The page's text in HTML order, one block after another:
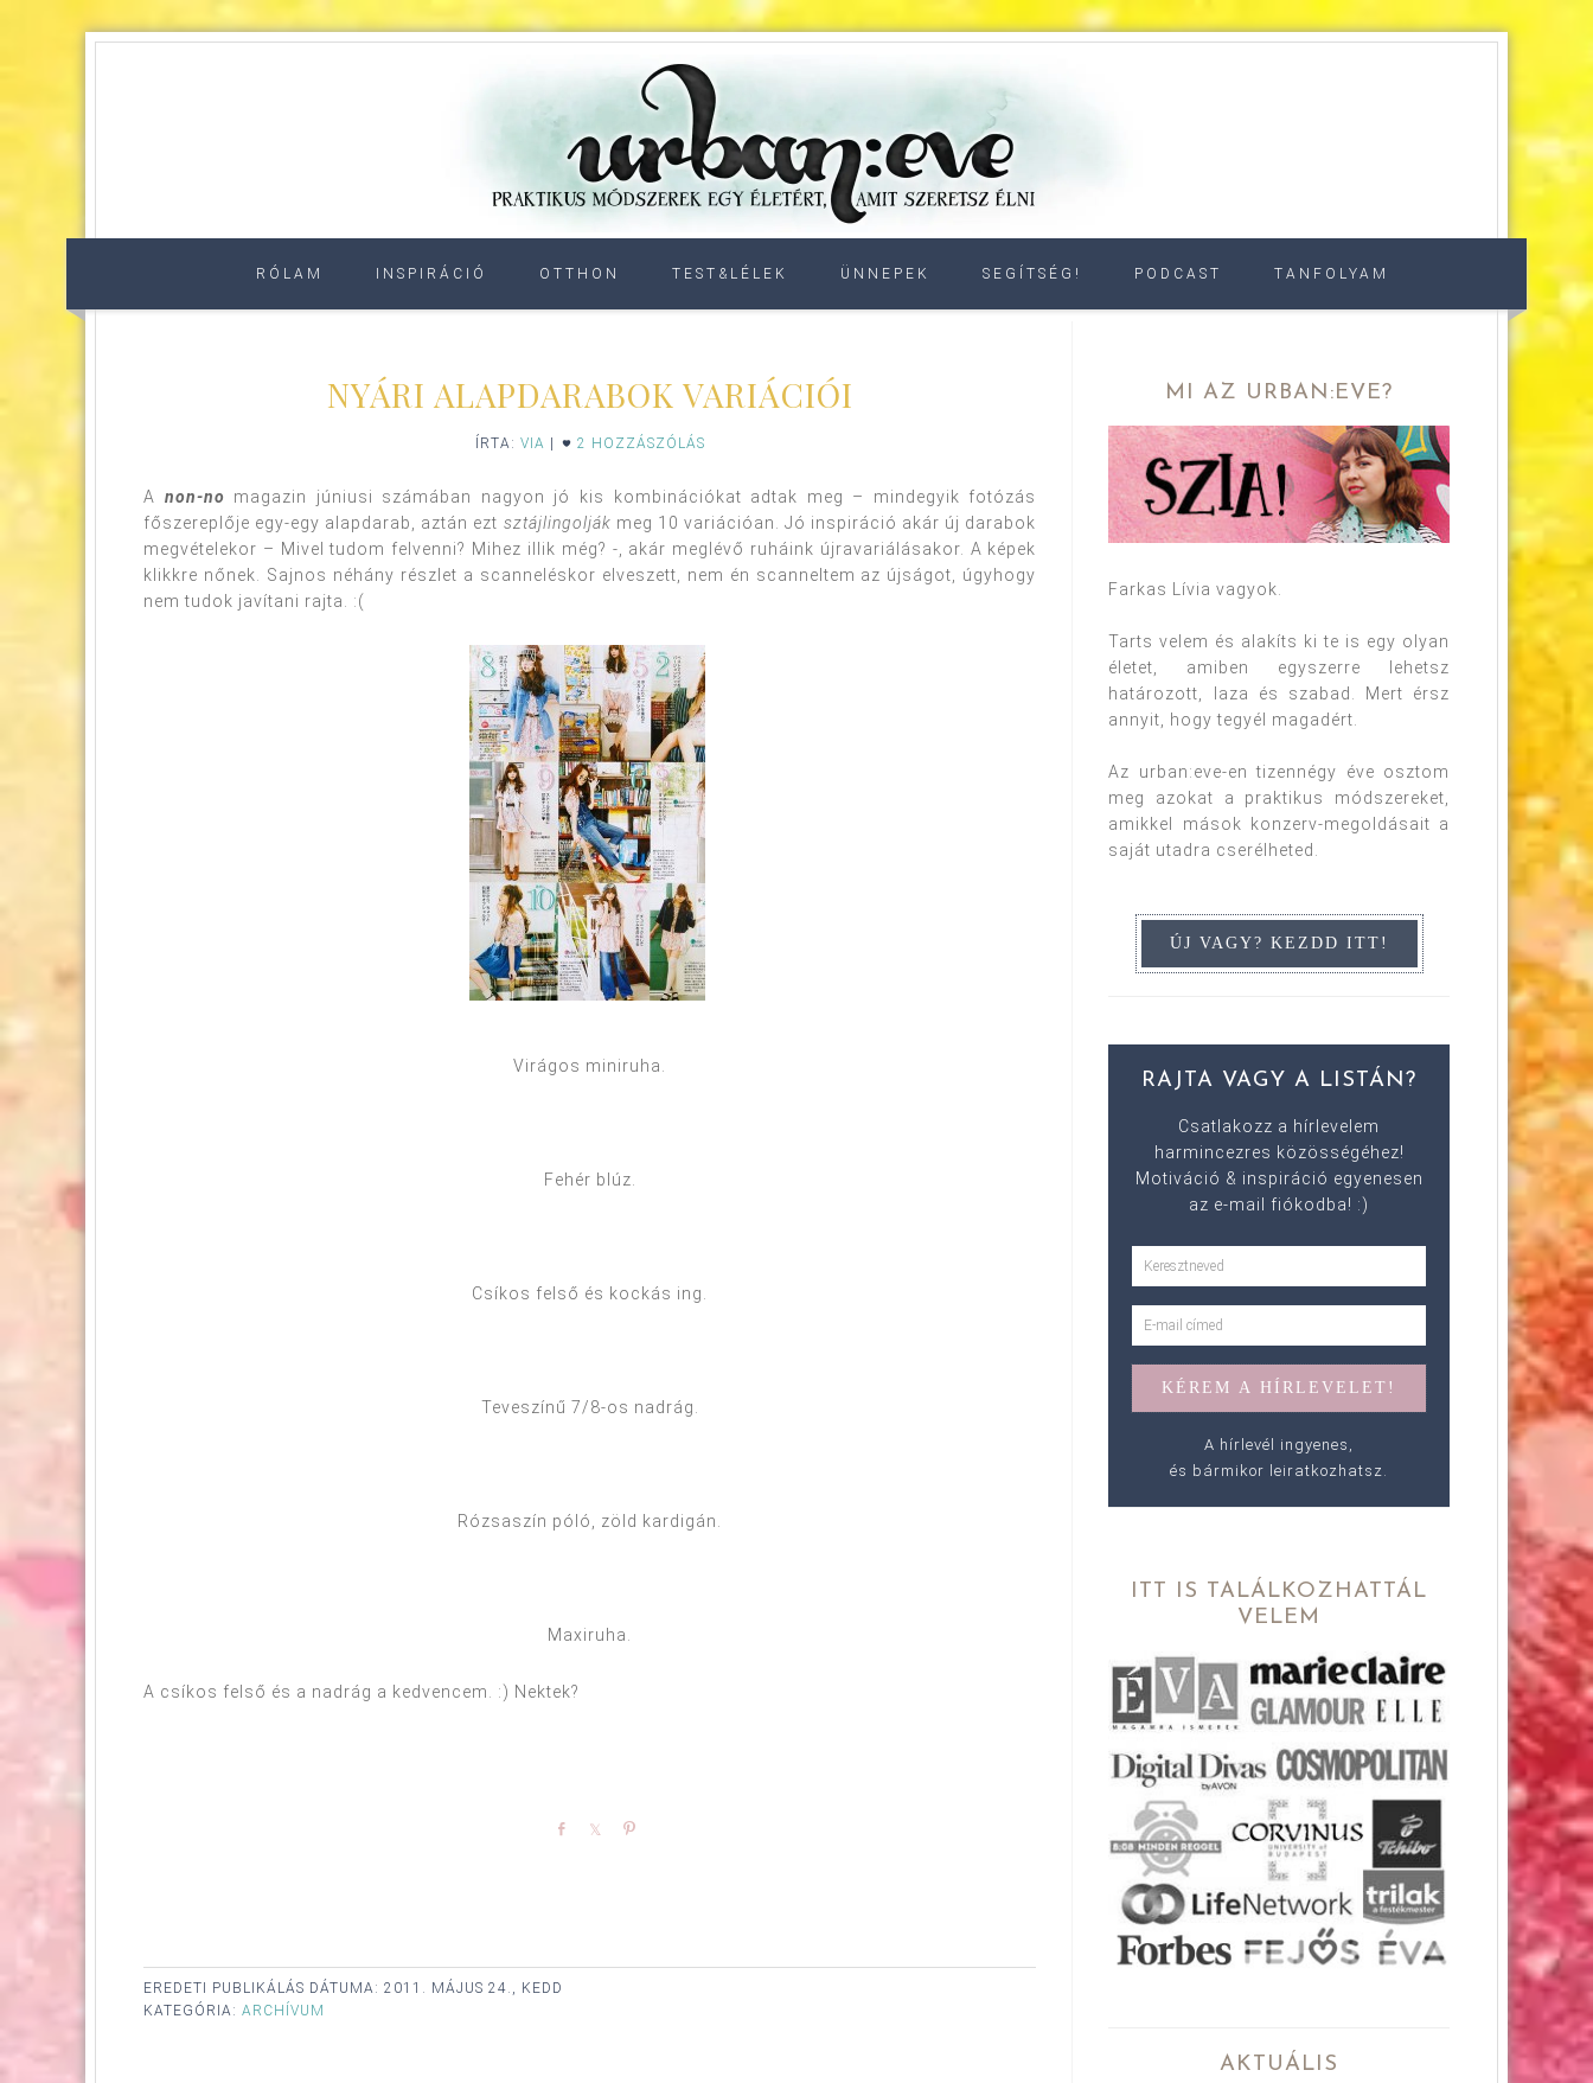
RÓLAM INSPIRÁCIÓ OTTHON TEST&LÉLEK ÜNNEPEK SEGÍTSÉG! PODCAST TANFOLYAM
NYÁRI ALAPDARABOK VARIÁCIÓI
ÍRTA: VIA 2 HOZZÁSZÓLÁS
A non-no magazin júniusi számában nagyon jó kis kombinációkat adtak meg – mindegyik fotózás
főszereplője egy-egy alapdarab, aztán ezt sztájlingolják meg 10 variációan. Jó inspiráció akár új darabok
megvételekor – Mivel tudom felvenni? Mihez illik még? -, akár meglévő ruháink újravariálásakor. A képek
klikkre nőnek. Sajnos néhány részlet a scanneléskor elveszett, nem én scanneltem az újságot, úgyhogy
nem tudok javítani rajta. :(
Virágos miniruha.
Fehér blúz.
Csíkos felső és kockás ing.
Teveszínű 7/8-os nadrág.
Rózsaszín póló, zöld kardigán.
Maxiruha.
A csíkos felső és a nadrág a kedvencem. :) Nektek?
Share Share
EREDETI PUBLIKÁLÁS DÁTUMA: 2011. MÁJUS 24., KEDD
KATEGÓRIA: ARCHÍVUM
MI AZ URBAN:EVE?
Farkas Lívia vagyok.
Tarts velem és alakíts ki te is egy olyan
életet, amiben egyszerre lehetsz
határozott, laza és szabad. Mert érsz
annyit, hogy tegyél magadért.
Az urban:eve-en tizennégy éve osztom
meg azokat a praktikus módszereket,
amikkel mások konzerv-megoldásait a
saját utadra cserélheted.
RAJTA VAGY A LISTÁN?
Csatlakozz a hírlevelem
harmincezres közösségéhez!
Motiváció & inspiráció egyenesen
az e-mail fiókodba! :)
A hírlevél ingyenes,
és bármikor leiratkozhatsz.
ITT IS TALÁLKOZHATTÁL
VELEM
AKTUÁLIS